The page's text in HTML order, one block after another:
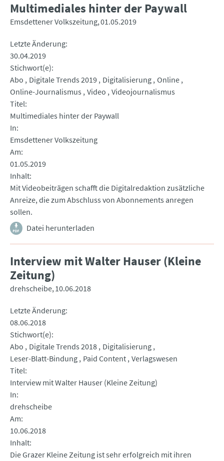
Multimediales hinter der Paywall
Emsdettener Volkszeitung 01.05.2019
Letzte Änderung
30.04.2019
Stichwort(e)
Abo
Digitale Trends 2019 Digitalisierung Online
Online-Journalismus Video Videojournalismus
Titel
Multimediales hinter der Paywall
In
Emsdettener Volkszeitung
Am
01.05.2019
Inhalt
Mit Videobeiträgen schafft die Digitalredaktion zusätzliche
Anreize, die zum Abschluss von Abonnements anregen
sollen.
Datei herunterladen
Interview mit Walter Hauser (Kleine
Zeitung)
drehscheibe 10.06.2018
Letzte Änderung
08.06.2018
Stichwort(e)
Abo
Digitale Trends 2018 Digitalisierung
Leser-Blatt-Bindung Paid Content Verlagswesen
Titel
Interview mit Walter Hauser (Kleine Zeitung)
In
drehscheibe
Am
10.06.2018
Inhalt
Die Grazer Kleine Zeitung ist sehr erfolgreich mit ihren